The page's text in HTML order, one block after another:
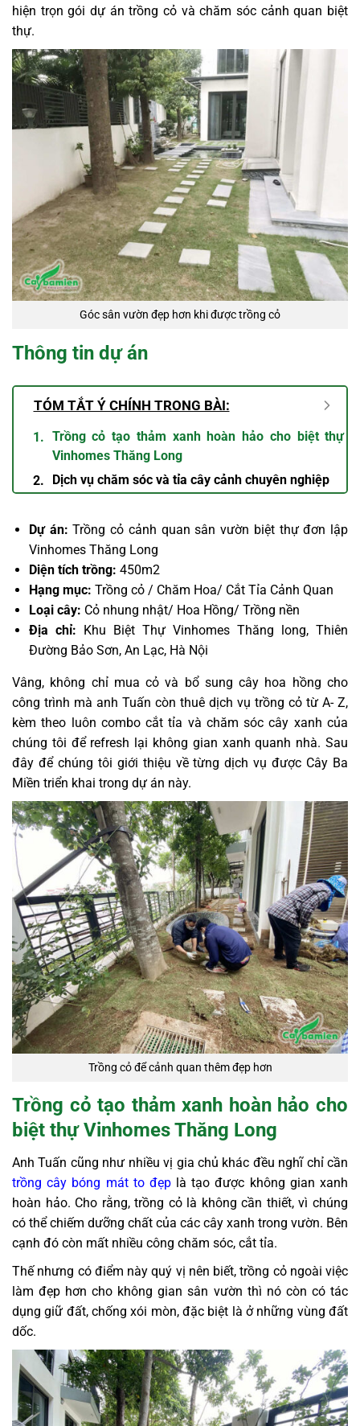
hiện trọn gói dự án trồng cỏ và chăm sóc cảnh quan biệt
thự.
Góc sân vườn đẹp hơn khi được trồng cỏ
Thông tin dự án
TÓM TẮT Ý CHÍNH TRONG BÀI:
Trồng cỏ tạo thảm xanh hoàn hảo cho biệt thự
Vinhomes Thăng Long
Dịch vụ chăm sóc và tỉa cây cảnh chuyên nghiệp
Dự án: Trồng cỏ cảnh quan sân vườn biệt thự đơn lập
Vinhomes Thăng Long
Diện tích trồng: 450m2
Hạng mục: Trồng cỏ / Chăm Hoa/ Cắt Tỉa Cảnh Quan
Loại cây: Cỏ nhung nhật/ Hoa Hồng/ Trồng nền
Địa chỉ: Khu Biệt Thự Vinhomes Thăng long, Thiên
Đường Bảo Sơn, An Lạc, Hà Nội
Vâng, không chỉ mua cỏ và bổ sung cây hoa hồng cho
công trình mà anh Tuấn còn thuê dịch vụ trồng cỏ từ A- Z,
kèm theo luôn combo cắt tỉa và chăm sóc cây xanh của
chúng tôi để refresh lại không gian xanh quanh nhà. Sau
đây để chúng tôi giới thiệu về từng dịch vụ được Cây Ba
Miền triển khai trong dự án này.
Trồng cỏ để cảnh quan thêm đẹp hơn
Trồng cỏ tạo thảm xanh hoàn hảo cho
biệt thự Vinhomes Thăng Long
Anh Tuấn cũng như nhiều vị gia chủ khác đều nghĩ chỉ cần
trồng cây bóng mát to đẹplà tạo được không gian xanh
hoàn hảo. Cho rằng, trồng cỏ là không cần thiết, vì chúng
có thể chiếm dưỡng chất của các cây xanh trong vườn. Bên
cạnh đó còn mất nhiều công chăm sóc, cắt tỉa.
Thế nhưng có điểm này quý vị nên biết, trồng cỏ ngoài việc
làm đẹp hơn cho không gian sân vườn thì nó còn có tác
dụng giữ đất, chống xói mòn, đặc biệt là ở những vùng đất
dốc.